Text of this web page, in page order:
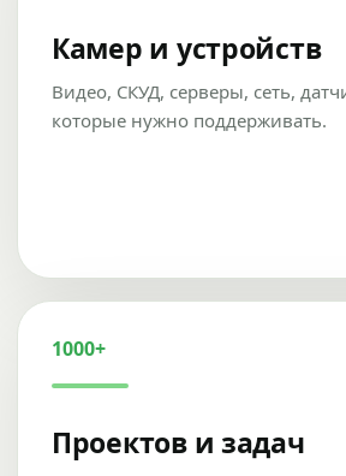
Камер и устройств
Видео, СКУД, серверы, сеть,
которые нужно поддерживать.
1000+
Проектов и задач